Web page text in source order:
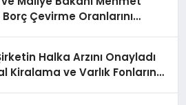
Çevirme Oranlarını
Halka Arzını Onayladı
Kiralama ve Varlık Fonlarına